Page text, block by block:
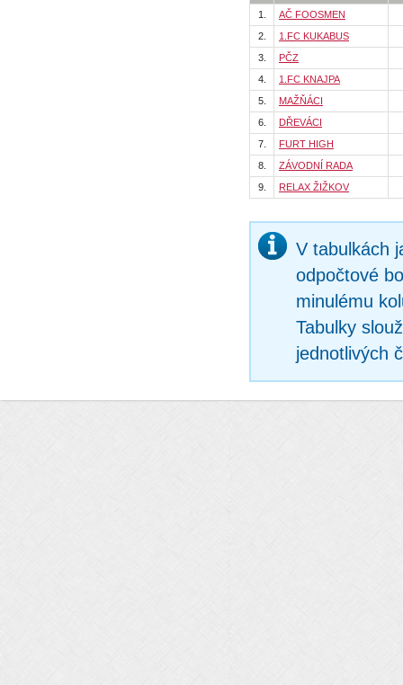
1.
AČ FOOSMEN
2.
1.FC KUKABUS
3.
PČZ
4.
1.FC KNAJPA
5.
MAŽŇÁCI
6.
DŘEVÁCI
7.
FURT HIGH
8.
ZÁVODNÍ RADA
9.
RELAX ŽIŽKOV
V tabulkách
odpočtové
minulému
Tabulky
jednotlivých